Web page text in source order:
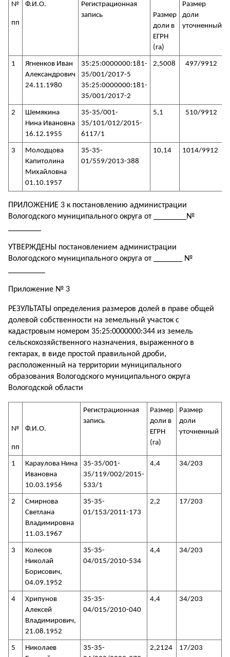
№
пп
Ф.И.О.
Регистрационная
запись
Размер
доли в
ЕГРН
(га)
Размер
доли
уточненный
1
Ягненков Иван
Александрович
24.11.1980
35:25:0000000:181-
35/001/2017-5
35:25:0000000:181-
35/001/2017-2
2,5008 497/9912
2
Шемякина
Нина Ивановна
16.12.1955
35-35/001-
35/101/012/2015-
6117/1
5,1 510/9912
3
Молодцова
Капитолина
Михайловна
01.10.1957
35-35-
01/559/2013-388
10,14 1014/9912
ПРИЛОЖЕНИЕ 3 к постановлению администрации
Вологодского муниципального округа от ________№
УТВЕРЖДЕНЫ постановлением администрации
Вологодского муниципального округа от _______ №
Приложение № 3
РЕЗУЛЬТАТЫ определения размеров долей в праве общей
долевой собственности на земельный участок с
кадастровым номером 35:25:0000000:344 из земель
сельскохозяйственного назначения, выраженного в
гектарах, в виде простой правильной дроби,
расположенный на территории муниципального
образования Вологодского муниципального округа
Вологодской области
№
пп
Ф.И.О.
Регистрационная
запись
Размер
доли в
ЕГРН
(га)
Размер
доли
уточненный
1
Караулова Нина
Ивановна
10.03.1956
35-35/001-
35/119/002/2015-
533/1
4,4 34/203
2
Смирнова
Светлана
Владимировна
11.03.1967
35-35-
01/153/2011-173
2,2 17/203
3
Колесов
Николай
Борисович,
04.09.1952
35-35-
04/015/2010-534
4,4 34/203
4
Хрипунов
Алексей
Владимирович,
21.08.1952
35-35-
04/015/2010-040
4,4 34/203
5
Николаев
35-35-
2,2124 17/203